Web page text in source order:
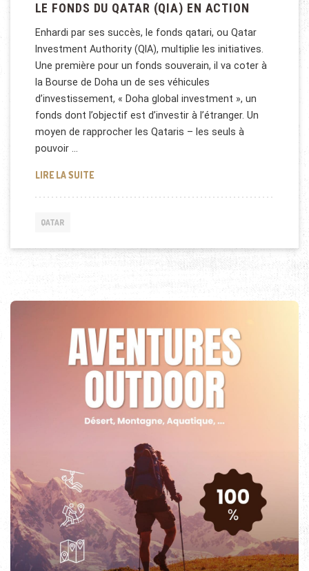
LE FONDS DU QATAR (QIA) EN ACTION
Enhardi par ses succès, le fonds qatari, ou Qatar
Investment Authority (QIA), multiplie les initiatives.
Une première pour un fonds souverain, il va coter à
la Bourse de Doha un de ses véhicules
d’investissement, « Doha global investment », un
fonds dont l’objectif est d’investir à l’étranger. Un
moyen de rapprocher les Qataris – les seuls à
pouvoir …
LIRE LA SUITELE FONDS DU QATAR (QIA) EN ACTION
QATAR